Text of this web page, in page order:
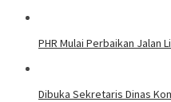
PHR Mulai Perbaikan Jalan
Dibuka Sekretaris Dinas